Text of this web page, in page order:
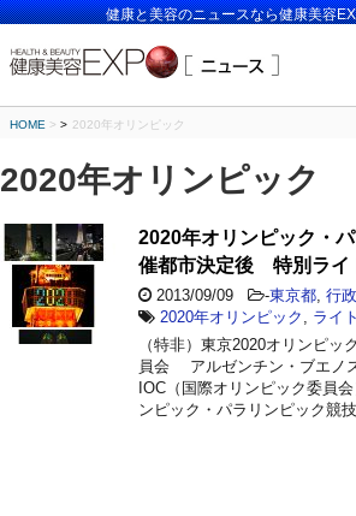
健康と美容のニュースなら健康美容
HOME > 2020年オリンピック
2020年オリンピック
2020年オリンピック・
催都市決定後 特別ライ
2013/09/09 -東京都 行政
2020年オリンピック
ライ
（特非）東京2020オリンピッ
員会 アルゼンチン・ブエノ
IOC（国際オリンピック委員
ンピック・パラリンピック競